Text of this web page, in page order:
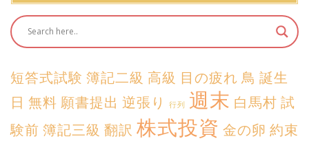
短答式試験 簿記二級 高級 目の疲れ 鳥 誕生
日 無料 願書提出 逆張り 行列 週末 白馬村 試
験前 簿記三級 翻訳 株式投資 金の卵 約束